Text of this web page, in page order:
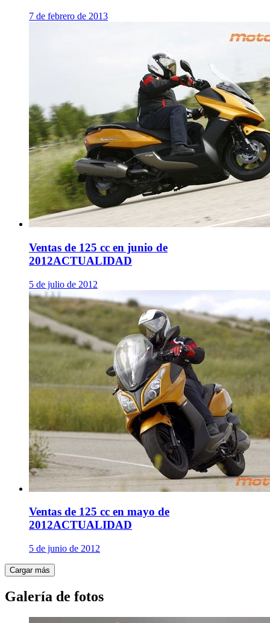
7 de febrero de 2013
Ventas de 125 cc en junio de
2012ACTUALIDAD
5 de julio de 2012
Ventas de 125 cc en mayo de
2012ACTUALIDAD
5 de junio de 2012
Cargar más
Galería de fotos